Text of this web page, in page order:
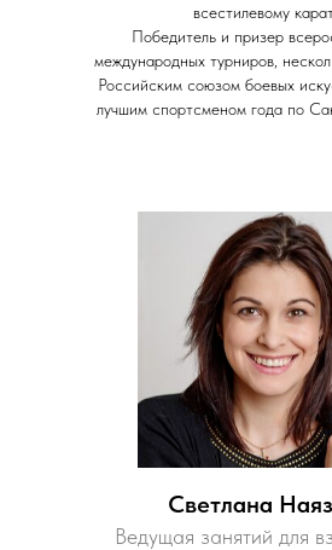
всестилевому
Победитель и призер
международных турниров,
Российским союзом боевых
лучшим спортсменом года по
Светлана
Ведущая занятий для